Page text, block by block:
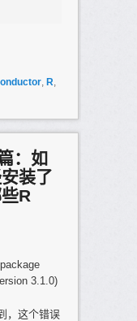
, R
：如
装了
R
3.1.0)
，这个错误